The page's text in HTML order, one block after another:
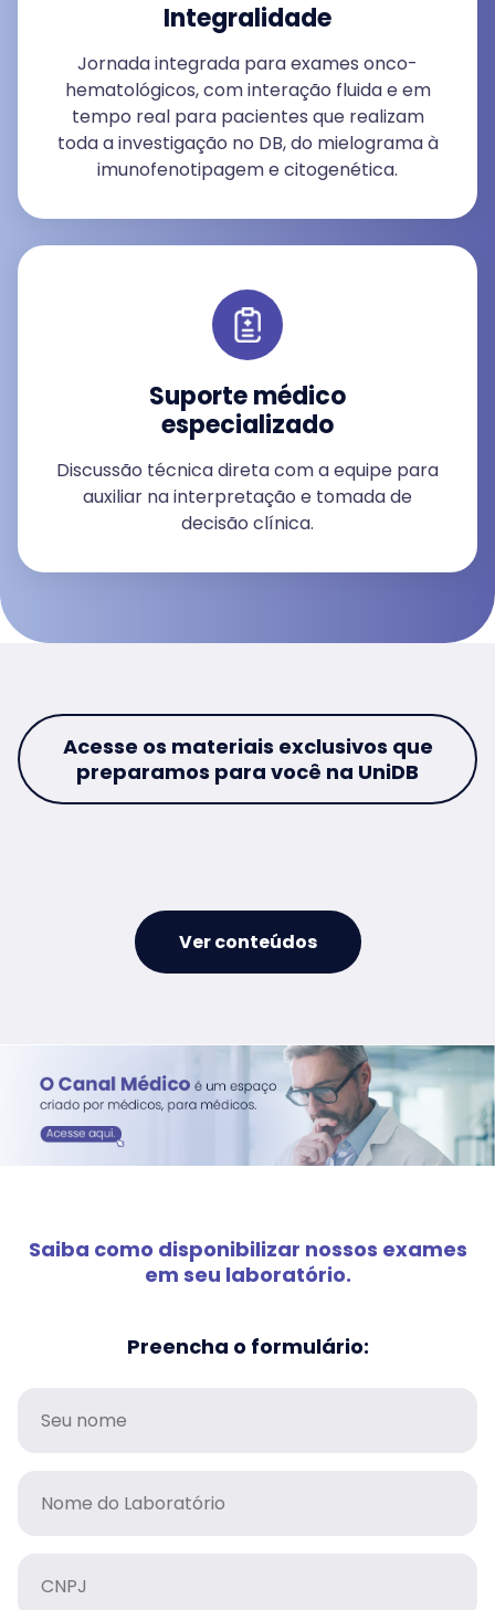
Integralidade
Jornada integrada para exames onco-
hematológicos, com interação fluida e em
tempo real para pacientes que realizam
toda a investigação no DB, do mielograma à
imunofenotipagem e citogenética.
Suporte médico
especializado
Discussão técnica direta com a equipe para
auxiliar na interpretação e tomada de
decisão clínica.
Acesse os materiais exclusivos que
preparamos para você na UniDB
Ver conteúdos
Saiba como disponibilizar nossos exames
em seu laboratório.
Preencha o formulário: